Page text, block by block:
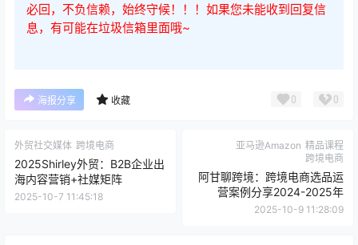
必回，不负信赖，始终守候！！！如果您未能收到回复信
息，有可能在垃圾信箱里面哦~
海报分享 收藏 0 0
外贸社交媒体 跨境电商
2025Shirley外贸：B2B企业出
海内容营销+社媒矩阵
2025-10-7 11:45:18
亚马逊Amazon 精品课程
跨境电商
阿甘聊跨境：跨境电商选品运
营案例分享2024-2025年
2025-10-9 11:28:09